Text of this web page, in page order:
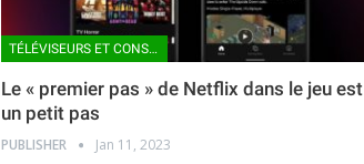
TÉLÉVISEURS ET CONSOLES VIDÉO
Le « premier pas » de Netflix dans le jeu est
un petit pas
PUBLISHER Jan 11, 2023